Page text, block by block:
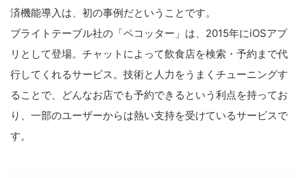
済機能導入は、初の事例だということです。
ブライトテーブル社の「ペコッター」は、2015年にiOSアプ
リとして登場。チャットによって飲食店を検索・予約まで代
行してくれるサービス。技術と人力をうまくチューニングす
ることで、どんなお店でも予約できるという利点を持ってお
り、一部のユーザーからは熱い支持を受けているサービスで
す。